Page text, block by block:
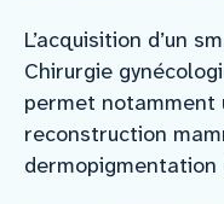
L’acquisition d’un
Chirurgie
permet notamment
reconstruction